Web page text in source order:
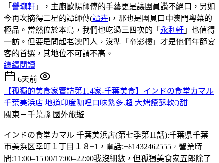
「 譽瓏軒 」，主廚歐陽師傅的手藝更是讓團員讚不絕口，另如
今再次摘得二星的譚師傳(譚卉)，那也是團員口中澳門粵菜的
極品。當然位於本島，我們也吃過三四次的「 永利軒 」也值得
一訪。但要是問起老澳門人，沒準「帝影樓」才是他們年節宴
客的首選，其地位不可謂不高。
繼續閱讀
6天前
【孤獨的美食家實訪第114家-千葉美食】インドの食堂カマル
千葉美浜店.地道印度咖哩口味繁多.超 大烤饢酥軟Q甜
關東－千葉縣 國外旅遊
インドの食堂カマル 千葉美浜店(第七季第11話):千葉県千葉
市美浜区幸町１丁目１８−1，電話:+81432462555，營業時
間:11:00–15:00/17:00–22:00我沒細數，但孤獨美食家五郎除了